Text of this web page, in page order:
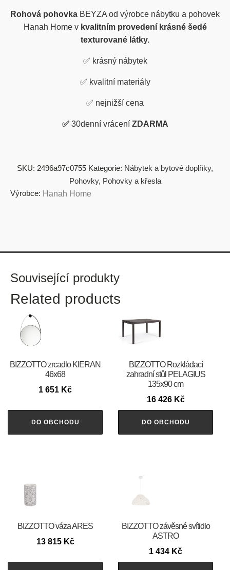
Rohová pohovka BEYZA od výrobce nábytku a pohovek
Hanah Home v kvalitním provedení krásné šedé
texturované látky.
✅ krásný nábytek
✅ kvalitní materiály
✅ nejnižší cena
✅ 30denní vrácení ZDARMA
SKU: 2496a97c0755 Kategorie: Nábytek a bytové doplňky,
Pohovky, Pohovky a křesla
Výrobce: Hanah Home
Související produkty
Related products
BIZZOTTO zrcadlo KIERAN
46x68
1 651 Kč
DO OBCHODU
BIZZOTTO Rozkládací
zahradní stůl PELAGIUS
135x90 cm
16 426 Kč
DO OBCHODU
BIZZOTTO váza ARES
13 815 Kč
BIZZOTTO závěsné svítidlo
ASTRO
1 434 Kč